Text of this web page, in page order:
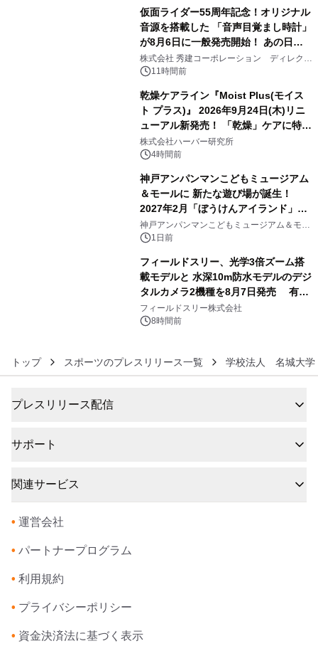
仮面ライダー55周年記念！オリジナル
音源を搭載した 「音声目覚まし時計」
が8月6日に一般発売開始！ あの日の
大興奮が今甦る
株式会社 秀建コーポレーション ディレクト
アートギャラリー
11時間前
乾燥ケアライン『Moist Plus(モイス
ト プラス)』 2026年9月24日(木)リニ
ューアル新発売！ 「乾燥」ケアに特化
し、ライン使いで潤いに満ちた肌へ
株式会社ハーバー研究所
4時間前
神戸アンパンマンこどもミュージアム
＆モールに 新たな遊び場が誕生！
2027年2月「ぼうけんアイランド」が
オープン
神戸アンパンマンこどもミュージアム＆モー
ル 1日前
フィールドスリー、光学3倍ズーム搭
載モデルと 水深10m防水モデルのデジ
タルカメラ2機種を8月7日発売 有効
約1300万画素、用途別に選べるコンデ
ジ新登場
フィールドスリー株式会社
8時間前
トップ スポーツのプレスリリース一覧 学校法人 名城大学
プレスリリース配信
サポート
関連サービス
• 運営会社
• パートナープログラム
• 利用規約
• プライバシーポリシー
• 資金決済法に基づく表示